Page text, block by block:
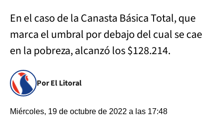
En el caso de la Canasta Básica Total, que
marca el umbral por debajo del cual se cae
en la pobreza, alcanzó los $128.214.
Por El Litoral
Miércoles, 19 de octubre de 2022 a las 17:48